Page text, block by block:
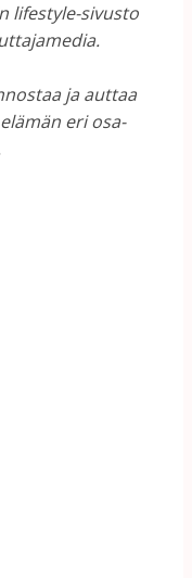
lifestyle-sivusto
ja auttaa
eri osa-